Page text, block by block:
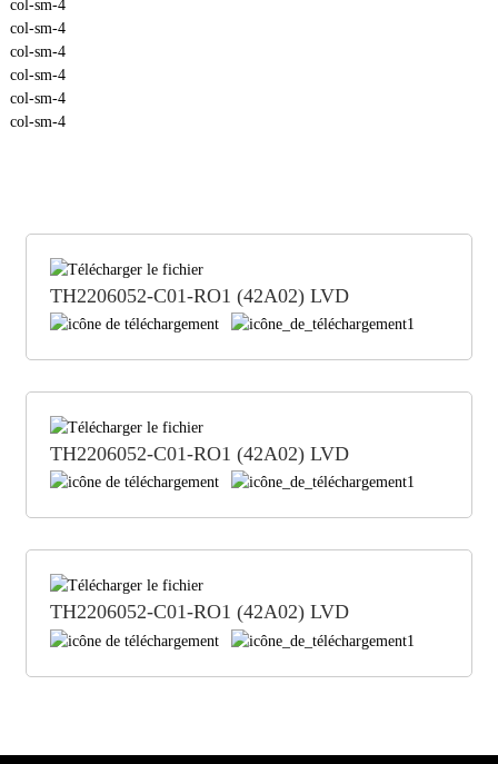
col-sm-4
col-sm-4
col-sm-4
col-sm-4
col-sm-4
col-sm-4
TH2206052-C01-RO1 (42A02) LVD
TH2206052-C01-RO1 (42A02) LVD
TH2206052-C01-RO1 (42A02) LVD